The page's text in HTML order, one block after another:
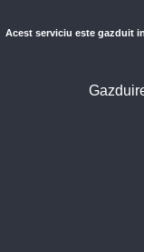
Acest serviciu este gazduit